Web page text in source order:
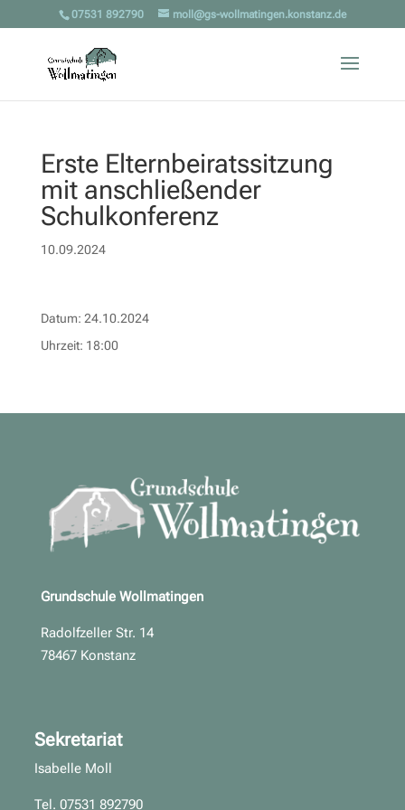
07531 892790 moll@gs-wollmatingen.konstanz.de
Erste Elternbeiratssitzung
mit anschließender
Schulkonferenz
10.09.2024
Datum: 24.10.2024
Uhrzeit: 18:00
Grundschule Wollmatingen
Radolfzeller Str. 14
78467 Konstanz
Sekretariat
Isabelle Moll
Tel. 07531 892790